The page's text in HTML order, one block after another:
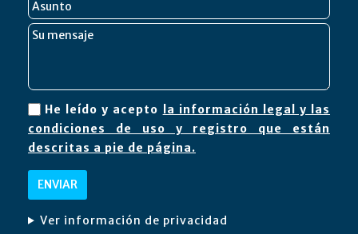
He leído y acepto
la información legal y las
condiciones de uso y registro que están
descritas a pie de página.
Ver información de privacidad